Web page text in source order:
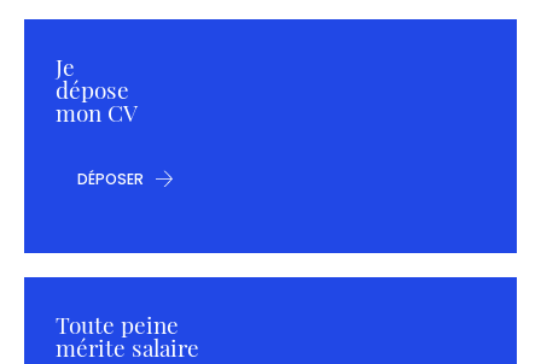
Je
dépose
mon CV
DÉPOSER
Toute peine
mérite salaire